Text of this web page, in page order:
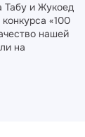
Табу и Жукоед
«100
нашей
на